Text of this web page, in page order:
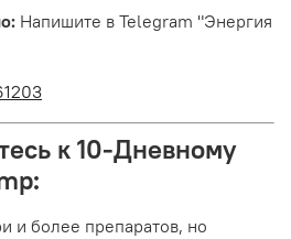
Напишите в Telegram "Энергия
к 10-Дневному
и более препаратов, но